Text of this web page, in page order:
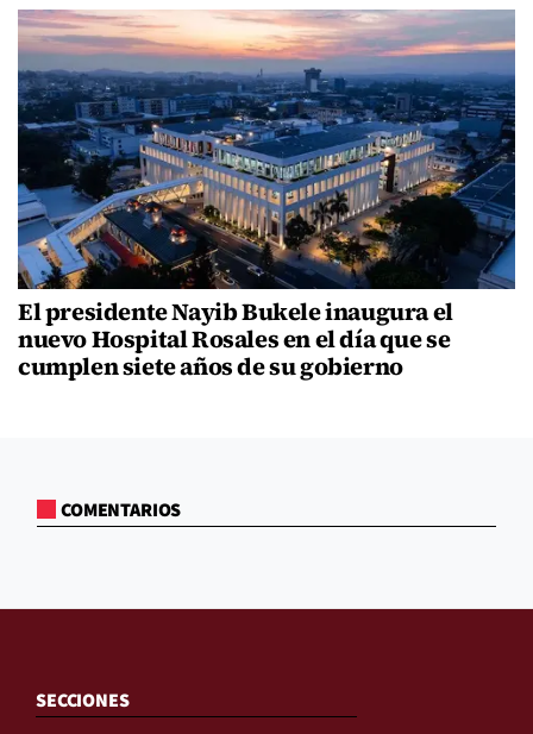
El presidente Nayib Bukele inaugura el
nuevo Hospital Rosales en el día que se
cumplen siete años de su gobierno
COMENTARIOS
SECCIONES